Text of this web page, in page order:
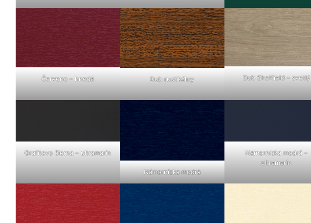
Červeno – hnedá Dub rustikálny Dub Sheffield – svetlý
Grafitovo čierna – ultramarín
Námornícka modrá
Námornícka modrá –
ultramarín